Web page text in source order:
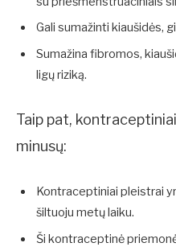
Gali sumažinti kiaušidės,
Sumažina fibromos,
ligų riziką.
Taip pat,
minusų:
Kontraceptiniai pleistrai
šiltuoju metų laiku.
Ši kontraceptinė